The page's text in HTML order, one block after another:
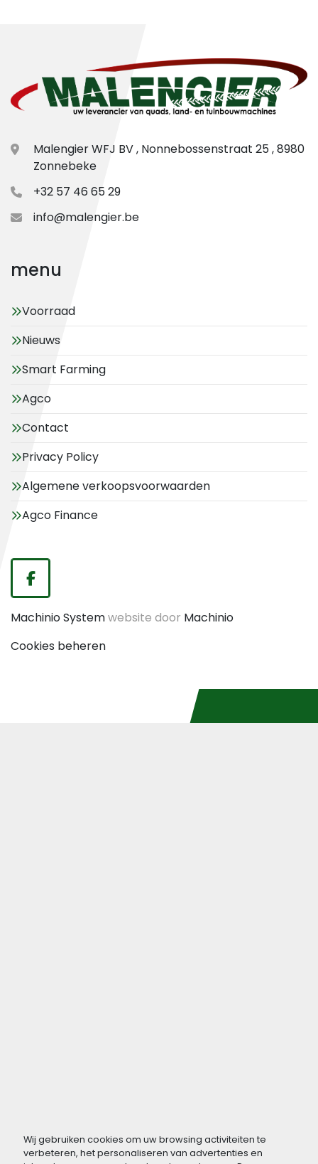
Wij gebruiken cookies om uw browsing activiteiten te
verbeteren, het personaliseren van advertenties en
Malengier WFJ BV , Nonnebossenstraat 25 , 8980
Zonnebeke
+32 57 46 65 29
info@malengier.be
menu
Voorraad
Nieuws
Smart Farming
Agco
Contact
Privacy Policy
Algemene verkoopsvoorwaarden
Agco Finance
facebook
Machinio Systemwebsite door Machinio
Cookies beheren